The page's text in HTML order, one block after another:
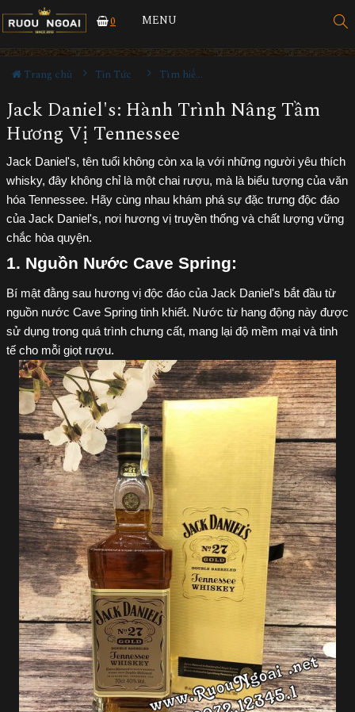
0 MENU
Trang chủ Tin Tức Tìm hiểu về rượu
Jack Daniel's: Hành Trình Nâng Tầm
Hương Vị Tennessee
Jack Daniel's, tên tuổi không còn xa lạ với những người yêu thích
whisky, đây không chỉ là một chai rượu, mà là biểu tượng của văn
hóa Tennessee. Hãy cùng nhau khám phá sự đặc trưng độc đáo
của Jack Daniel's, nơi hương vị truyền thống và chất lượng vững
chắc hòa quyện.
1. Nguồn Nước Cave Spring:
Bí mật đằng sau hương vị độc đáo của Jack Daniel's bắt đầu từ
nguồn nước Cave Spring tinh khiết. Nước từ hang động này được
sử dụng trong quá trình chưng cất, mang lại độ mềm mại và tinh
tế cho mỗi giọt rượu.